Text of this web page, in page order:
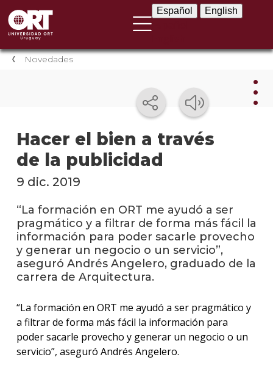
Español English
Novedades
Hacer el bien a través
de la publicidad
los
9 dic. 2019
“La formación en ORT me ayudó a ser
pragmático y a filtrar de forma más fácil la
información para poder sacarle provecho
y generar un negocio o un servicio”,
aseguró Andrés Angelero, graduado de la
carrera de Arquitectura.
“La formación en ORT me ayudó a ser pragmático y
a filtrar de forma más fácil la información para
poder sacarle provecho y generar un negocio o un
servicio”, aseguró Andrés Angelero.